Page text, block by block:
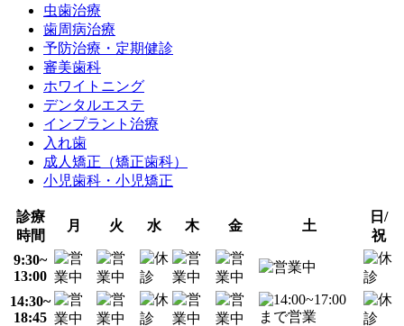
虫歯治療
歯周病治療
予防治療・定期健診
審美歯科
ホワイトニング
デンタルエステ
インプラント治療
入れ歯
成人矯正（矯正歯科）
小児歯科・小児矯正
診療
時間
月 火 水 木 金 土
日/
祝
9:30~
13:00
14:30~
18:45